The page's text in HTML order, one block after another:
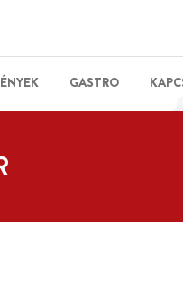
GASTRO